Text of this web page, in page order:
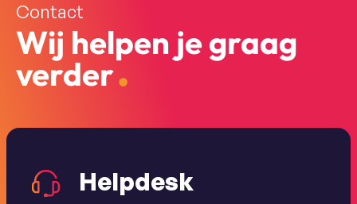
Contact
Wij helpen je graag
verder
Helpdesk